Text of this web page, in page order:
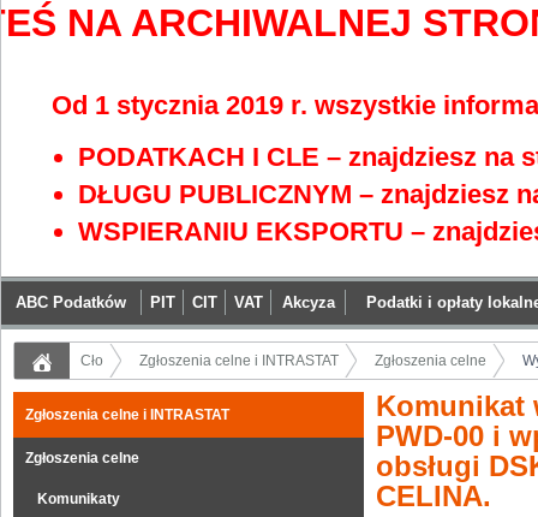
NA ARCHIWALNEJ
Od 1 stycznia 2019 r. wszystkie
PODATKACH I CLE – znajdziesz na
DŁUGU PUBLICZNYM – znajdziesz
WSPIERANIU EKSPORTU –
ABC Podatków PIT CIT VAT Akcyza Podatki i opłaty
Cło Zgłoszenia celne i INTRASTAT Zgłoszenia celne
Zgłoszenia celne i INTRASTAT
Zgłoszenia celne
Komunikaty
Komunikat
PWD-00 i
obsługi
CELINA.